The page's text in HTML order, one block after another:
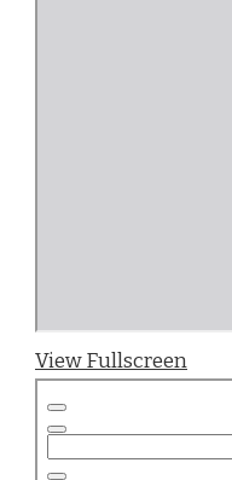
View Fullscreen
PDF-
Inhalt